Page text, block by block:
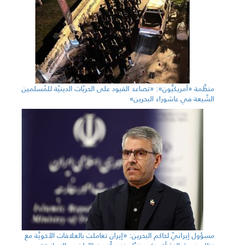
منظَّمة «أمريكيُّون»: «تصاعد القيود على الحريّات الدينيّة للمُسلمين
الشّيعة في عاشوراء البحرين»
مسؤول إيرانيّ لحاكم البحرين: «إيران تعاملت بالعلاقات الأخويَّة مع